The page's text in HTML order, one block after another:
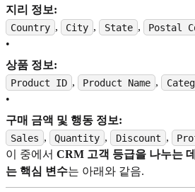
지리 정보:
Country , City , State , Postal
•
상품 정보:
Product ID , Product Name ,
•
구매 금액 및 행동 정보:
Sales , Quantity , Discount ,
이 중에서 CRM 고객 등급을 나누는
는 핵심 변수는 아래와 같음.